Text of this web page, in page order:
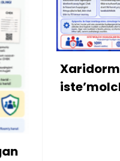
Xaridormisiz yoki
iste’molchi?